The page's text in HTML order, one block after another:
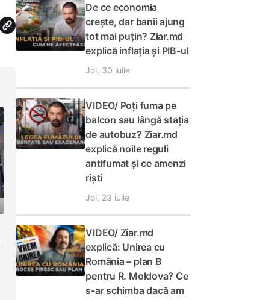
De ce economia
crește, dar banii ajung
tot mai puțin? Ziar.md
explică inflația și PIB-ul
Joi, 30 iulie
VIDEO/ Poți fuma pe
balcon sau lângă stația
de autobuz? Ziar.md
explică noile reguli
antifumat și ce amenzi
riști
Joi, 23 iulie
VIDEO/ Ziar.md
explică: Unirea cu
România – plan B
pentru R. Moldova? Ce
s-ar schimba dacă am